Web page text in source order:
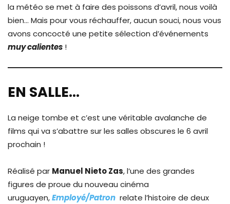
la météo se met à faire des poissons d’avril, nous voilà
bien… Mais pour vous réchauffer, aucun souci, nous vous
avons concocté une petite sélection d’événements
muy calientes !
EN SALLE…
La neige tombe et c’est une véritable avalanche de
films qui va s’abattre sur les salles obscures le 6 avril
prochain !
Réalisé par Manuel Nieto Zas, l’une des grandes
figures de proue du nouveau cinéma
uruguayen,Employé/Patron relate l’histoire de deux